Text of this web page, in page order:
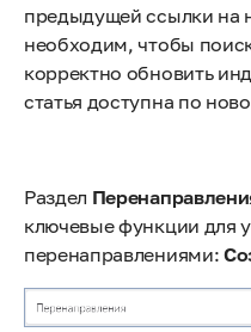
предыдущей ссылки на
необходим, чтобы
корректно обновить
статья доступна по
Раздел
ключевые функции для
перенаправлениями: